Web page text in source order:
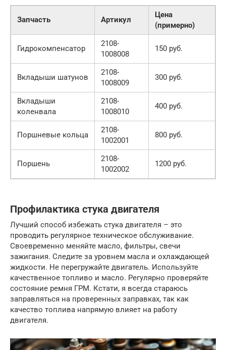
Запчасть Артикул
Цена
(примерно)
Гидрокомпенсатор
2108-
1008008
150 руб.
Вкладыши шатунов
2108-
1008009
300 руб.
Вкладыши
коленвала
2108-
1008010
400 руб.
Поршневые кольца
2108-
1002001
800 руб.
Поршень
2108-
1002002
1200 руб.
Профилактика стука двигателя
Лучший способ избежать стука двигателя – это
проводить регулярное техническое обслуживание.
Своевременно меняйте масло, фильтры, свечи
зажигания. Следите за уровнем масла и охлаждающей
жидкости. Не перегружайте двигатель. Используйте
качественное топливо и масло. Регулярно проверяйте
состояние ремня ГРМ. Кстати, я всегда стараюсь
заправляться на проверенных заправках, так как
качество топлива напрямую влияет на работу
двигателя.